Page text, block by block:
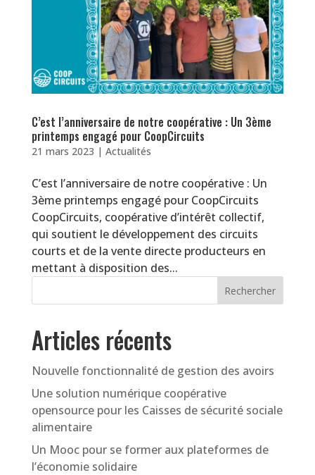
C’est l’anniversaire de notre coopérative : Un 3ème
printemps engagé pour CoopCircuits
21 mars 2023 | Actualités
C’est l’anniversaire de notre coopérative : Un
3ème printemps engagé pour CoopCircuits
CoopCircuits, coopérative d’intérêt collectif,
qui soutient le développement des circuits
courts et de la vente directe producteurs en
mettant à disposition des...
Articles récents
Nouvelle fonctionnalité de gestion des avoirs
Une solution numérique coopérative
opensource pour les Caisses de sécurité sociale
alimentaire
Un Mooc pour se former aux plateformes de
l’économie solidaire